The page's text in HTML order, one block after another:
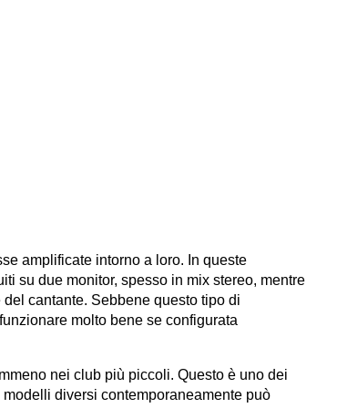
amplificate intorno a loro. In queste
su due monitor, spesso in mix stereo, mentre
cantante. Sebbene questo tipo di
molto bene se configurata
nei club più piccoli. Questo è uno dei
diversi contemporaneamente può